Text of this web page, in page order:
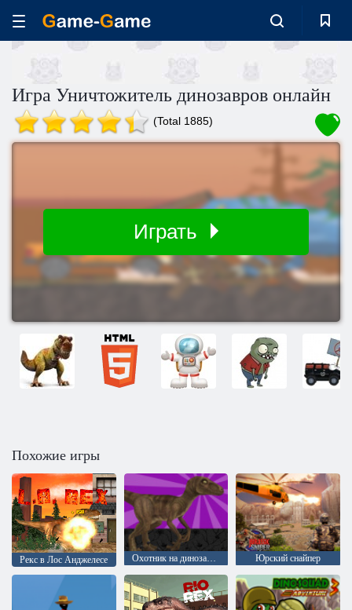
Игра Уничтожитель динозавров онлайн
(Total 1885)
Играть
Похожие игры
Рекс в Лос Анджелесе Охотник на динозавров 2 Юрский снайпер